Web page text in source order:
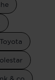
Toyota